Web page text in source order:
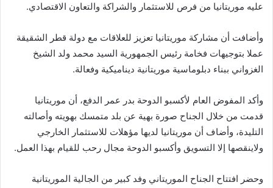
عليه موريتانيا من فرص للاستثمار والشراكة والتعاون الاقتصادي.
وأضافت أن مشاركة موريتانيا تعزيز للعلاقات مع دولة قطر الشقيقة
عملا بتوجيهات فخامة رئيس الجمهورية السيد محمد ولد الشيخ
الغزواني ببناء دبلوماسية موريتانية ديناميكية وفعالة.
وأكد المفوض العام لأكسبو الدوحة بدر عمر الدفع، أن موريتانيا
قدمت من خلال الجناح صورة بهية عن بلد متمسك بهويته وأصالته
التليدة، وأضاف أن موريتانيا لديها مؤهلات للاستثمار الخارجي
ولاينقصها إلا التسويق وأكسبو الدوحة مجال رحب للقيام بهذا العمل.
وحضر افتتاح الجناح الموريتاني وفد كبير من الجالية الموريتانية